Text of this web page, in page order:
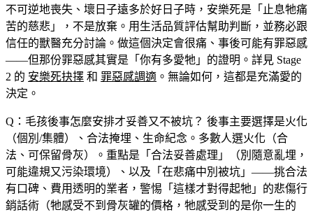
不可逆地喪失、壞日子遠多於好日子時，安樂死是「止息牠痛
苦的慈悲」，不是放棄。用生活品質評估幫助判斷，並務必跟
信任的獸醫充分討論。做這個決定會很痛、事後可能有罪惡感
——但那份罪惡感其實是「你有多愛牠」的證明。詳見 Stage
2 的 安樂死抉擇 和 罪惡感調適 。無論如何，這都是充滿愛的
決定。
Q：毛孩後事怎麼安排才妥善又不被坑？ 後事主要選擇是火化
（個別/集體）、合法掩埋、生命紀念。多數人選火化（合
法、可保留骨灰）。重點是「合法妥善處理」（別隨意亂埋，
可能違規又污染環境）、以及「在悲痛中別被坑」——挑合法
有口碑、費用透明的業者，警惕「這樣才對得起牠」的悲傷行
銷話術（牠感受不到骨灰罐的價格，牠感受到的是你一生的